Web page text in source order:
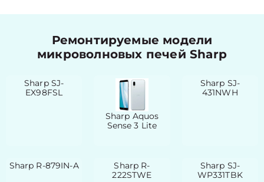
Ремонтируемые модели
микроволновых печей Sharp
Sharp SJ-
EX98FSL
Sharp Aquos
Sense 3 Lite
Sharp SJ-
431NWH
Sharp R-879IN-A
Sharp R-
222STWE
Sharp SJ-
WP331TBK